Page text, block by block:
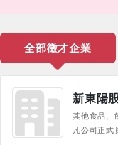
全部徵才企業
新東陽
其他食品、